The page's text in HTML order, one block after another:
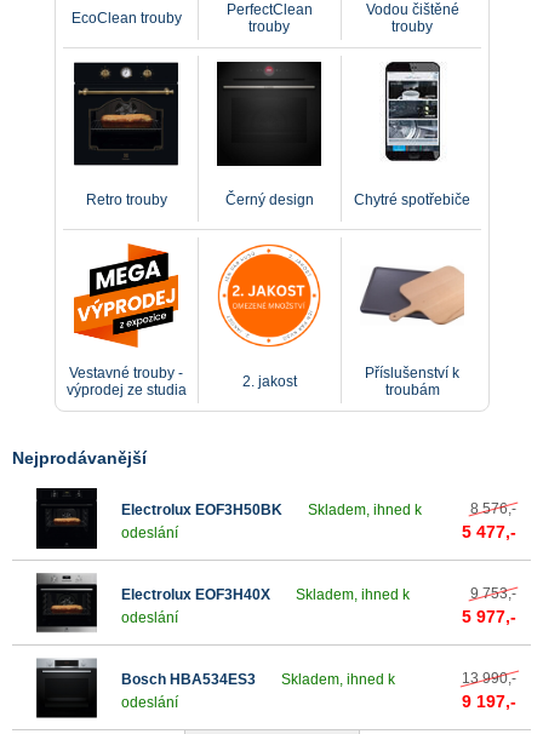
EcoClean trouby
PerfectClean
trouby
Vodou čištěné
trouby
Retro trouby Černý design Chytré spotřebiče
Vestavné trouby -
výprodej ze studia
2. jakost
Příslušenství k
troubám
Nejprodávanější
Electrolux EOF3H50BK
Skladem, ihned k
odeslání
8 576,-
5 477,-
Electrolux EOF3H40X
Skladem, ihned k
odeslání
9 753,-
5 977,-
Bosch HBA534ES3
Skladem, ihned k
odeslání
13 990,-
9 197,-